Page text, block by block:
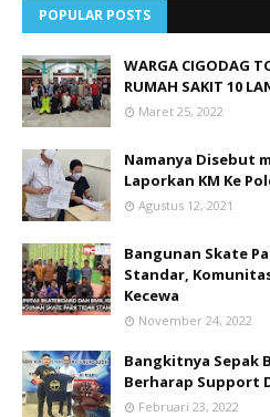
POPULAR POSTS
WARGA CIGODAG
RUMAH SAKIT 10
Maret 25, 2022
Namanya Disebut
Laporkan KM Ke
Agustus 12, 2021
Bangunan Skate
Standar,
Kecewa
November 24, 2022
Bangkitnya Sepak
Berharap Support
Februari 23, 2022